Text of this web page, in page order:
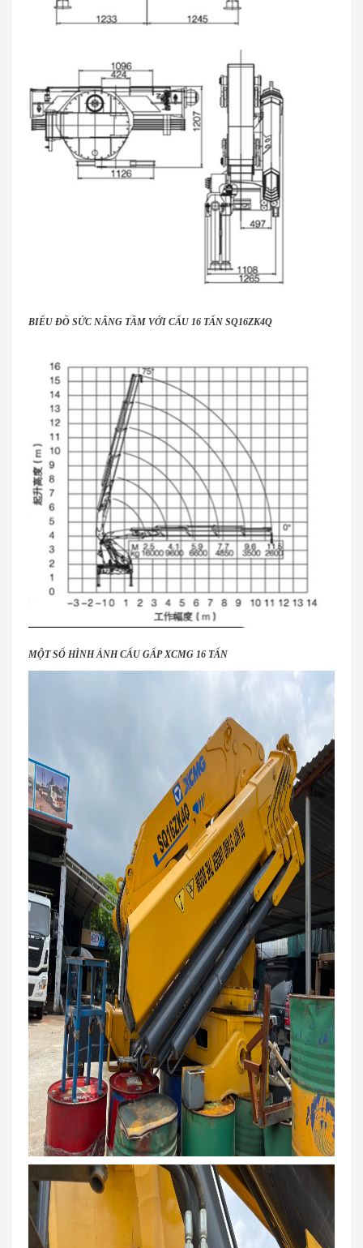
BIỂU ĐỒ SỨC NÂNG TẦM VỚI CẨU 16 TẤN SQ16ZK4Q
MỘT SỐ HÌNH ẢNH CẨU GẤP XCMG 16 TẤN